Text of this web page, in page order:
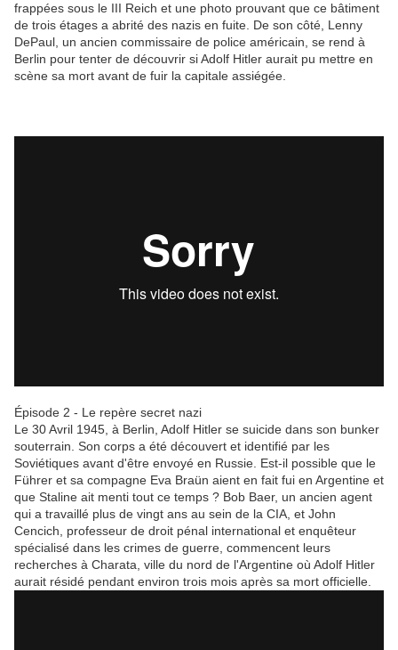
frappées sous le III Reich et une photo prouvant que ce bâtiment
de trois étages a abrité des nazis en fuite. De son côté, Lenny
DePaul, un ancien commissaire de police américain, se rend à
Berlin pour tenter de découvrir si Adolf Hitler aurait pu mettre en
scène sa mort avant de fuir la capitale assiégée.
Épisode 2 - Le repère secret nazi
Le 30 Avril 1945, à Berlin, Adolf Hitler se suicide dans son bunker
souterrain. Son corps a été découvert et identifié par les
Soviétiques avant d'être envoyé en Russie. Est-il possible que le
Führer et sa compagne Eva Braün aient en fait fui en Argentine et
que Staline ait menti tout ce temps ? Bob Baer, un ancien agent
qui a travaillé plus de vingt ans au sein de la CIA, et John
Cencich, professeur de droit pénal international et enquêteur
spécialisé dans les crimes de guerre, commencent leurs
recherches à Charata, ville du nord de l'Argentine où Adolf Hitler
aurait résidé pendant environ trois mois après sa mort officielle.